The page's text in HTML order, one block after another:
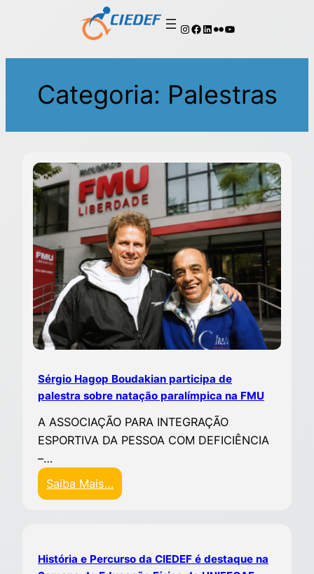
Categoria: Palestras
Sérgio Hagop Boudakian participa de
palestra sobre natação paralímpica na FMU
A ASSOCIAÇÃO PARA INTEGRAÇÃO
ESPORTIVA DA PESSOA COM DEFICIÊNCIA
–…
Saiba Mais…
História e Percurso da CIEDEF é destaque na